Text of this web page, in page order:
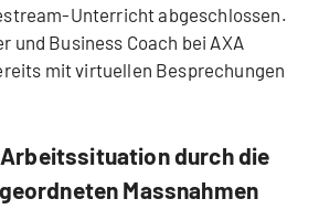
Unterricht abgeschlossen.
und Business Coach bei AXA
mit virtuellen Besprechungen
durch die
Massnahmen